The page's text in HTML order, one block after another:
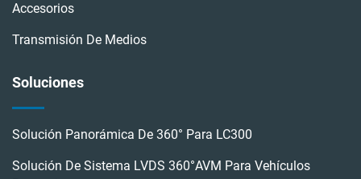
Accesorios
Transmisión De Medios
Soluciones
Solución Panorámica De 360° Para LC300
Solución De Sistema LVDS 360°AVM Para Vehículos